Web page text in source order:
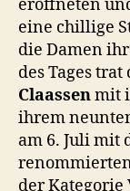
eröffneten
eine chillige
die Damen
des Tages
Claassenmit
ihrem
am 6. Juli mit
der Kategorie